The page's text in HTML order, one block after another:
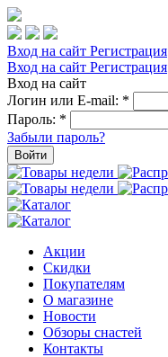
Вход на сайт Регистрация
Вход на сайт Регистрация
Вход на сайт
Логин или E-mail: *
Пароль: *
Забыли пароль?
Войти
Акции
Скидки
Покупателям
О магазине
Новости
Обзоры снастей
Контакты